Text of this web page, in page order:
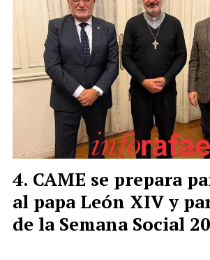
CAME se prepara
al papa León XIV y
de la Semana Social